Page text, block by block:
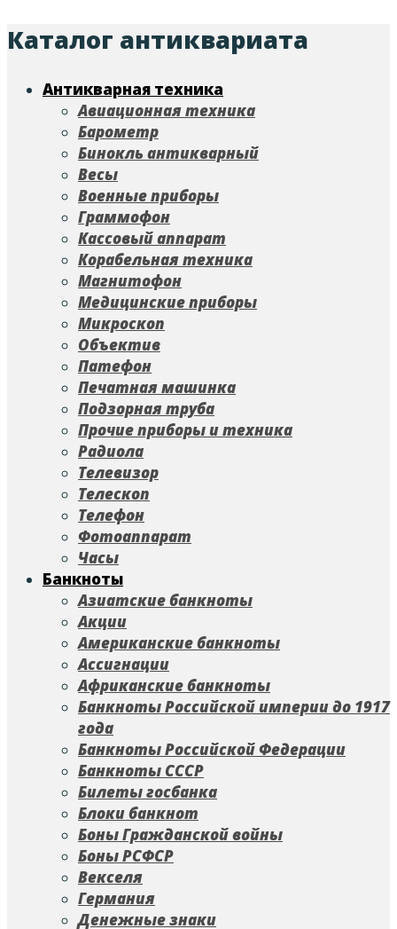
Каталог антиквариата
Антикварная техника
Авиационная техника
Барометр
Бинокль антикварный
Весы
Военные приборы
Граммофон
Кассовый аппарат
Корабельная техника
Магнитофон
Медицинские приборы
Микроскоп
Объектив
Патефон
Печатная машинка
Подзорная труба
Прочие приборы и техника
Радиола
Телевизор
Телескоп
Телефон
Фотоаппарат
Часы
Банкноты
Азиатские банкноты
Акции
Американские банкноты
Ассигнации
Африканские банкноты
Банкноты Российской империи до 1917
года
Банкноты Российской Федерации
Банкноты СССР
Билеты госбанка
Блоки банкнот
Боны Гражданской войны
Боны РСФСР
Векселя
Германия
Денежные знаки